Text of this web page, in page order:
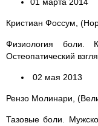
01 марта 2014
Кристиан Фоссум,
Физиология боли.
Остеопатический
02 мая 2013
Рензо Молинари,
Тазовые боли.